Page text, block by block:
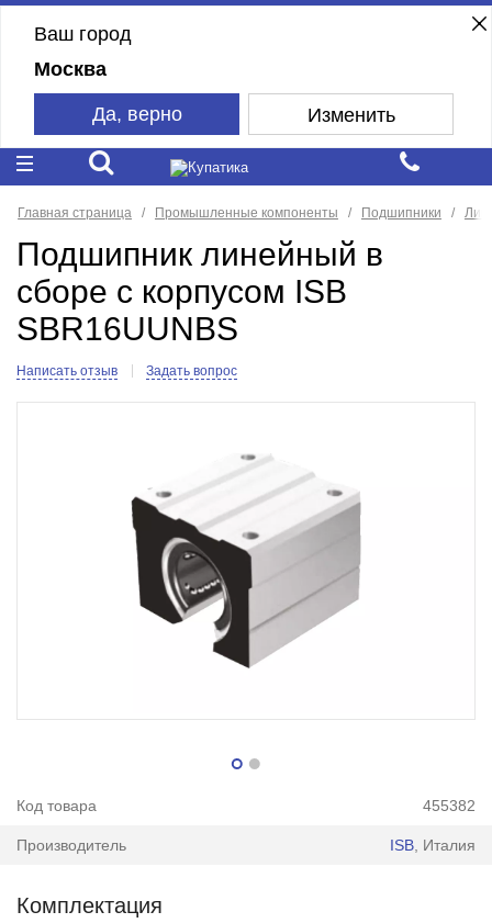
Ваш город
Москва
Да, верно Изменить
Главная страница Промышленные компоненты Подшипники
Подшипник линейный в
сборе с корпусом ISB
SBR16UUNBS
Написать отзыв Задать вопрос
Код товара 455382
Производитель ISB , Италия
Комплектация